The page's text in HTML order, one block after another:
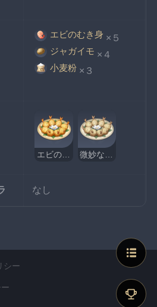
エビのむき身 ×５
ジャガイモ ×４
小麦粉 ×３
エビのポテト包み揚げ
なし
シー